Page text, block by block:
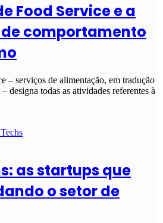
Food Service e a
comportamento
– serviços de alimentação, em tradução
designa todas as atividades referentes à
as startups que
o setor de